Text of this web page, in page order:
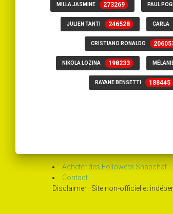
MILLA JASMINE 273269 PAUL
JULIEN TANTI 246528 CARLA
CRISTIANO RONALDO
NIKOLA LOZINA 198233
RAYANE BENSETTI 188445
Acheter des Followers Snapchat
Contact
Disclaimer : Site non-officiel et